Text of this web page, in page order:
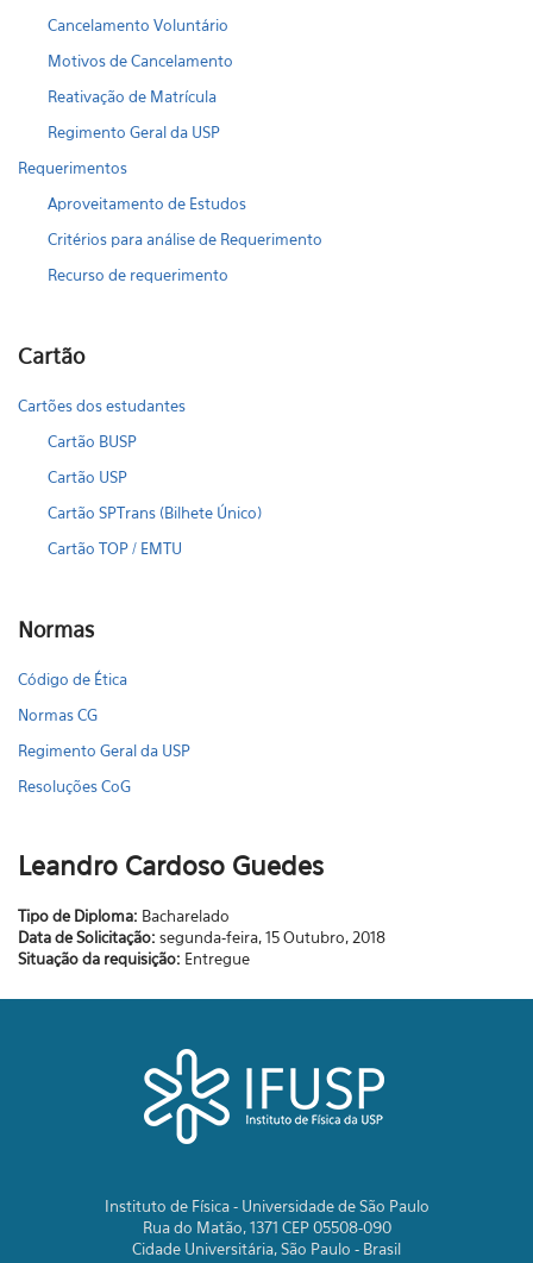
Cancelamento Voluntário
Motivos de Cancelamento
Reativação de Matrícula
Regimento Geral da USP
Requerimentos
Aproveitamento de Estudos
Critérios para análise de Requerimento
Recurso de requerimento
Cartão
Cartões dos estudantes
Cartão BUSP
Cartão USP
Cartão SPTrans (Bilhete Único)
Cartão TOP / EMTU
Normas
Código de Ética
Normas CG
Regimento Geral da USP
Resoluções CoG
Leandro Cardoso Guedes
Tipo de Diploma: Bacharelado
Data de Solicitação: segunda-feira, 15 Outubro, 2018
Situação da requisição: Entregue
Instituto de Física - Universidade de São Paulo
Rua do Matão, 1371 CEP 05508-090
Cidade Universitária, São Paulo - Brasil